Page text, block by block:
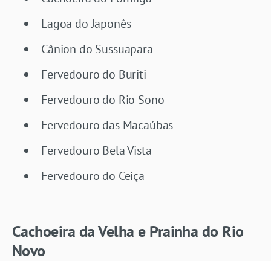
Lagoa do Japonês
Cânion do Sussuapara
Fervedouro do Buriti
Fervedouro do Rio Sono
Fervedouro das Macaúbas
Fervedouro Bela Vista
Fervedouro do Ceiça
Cachoeira da Velha e Prainha do Rio
Novo